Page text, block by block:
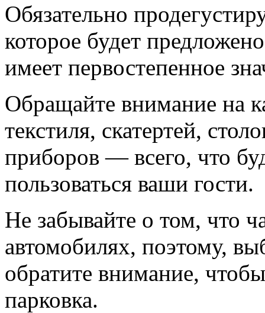
Обязательно
которое будет
имеет первостепенное
Обращайте внимание на
текстиля, скатертей,
приборов — всего, что
пользоваться ваши гости.
Не забывайте о том, что
автомобилях, поэтому,
обратите внимание,
парковка.